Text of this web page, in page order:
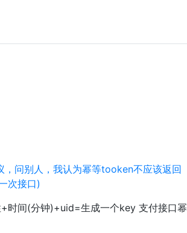
，问别人，我认为幂等tooken不应该返回
次接口)
时间(分钟)+uid=生成一个key 支付接口幂